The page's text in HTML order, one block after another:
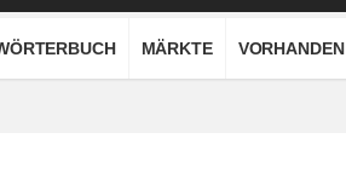
MÄRKTE VORHANDEN